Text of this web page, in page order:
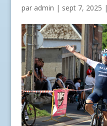
par admin | sept 7, 2025 |